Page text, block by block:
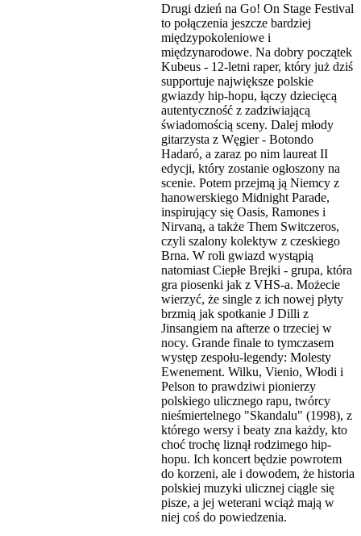
Drugi dzień na Go! On Stage Festival
to połączenia jeszcze bardziej
międzypokoleniowe i
międzynarodowe. Na dobry początek
Kubeus - 12-letni raper, który już dziś
supportuje największe polskie
gwiazdy hip-hopu, łączy dziecięcą
autentyczność z zadziwiającą
świadomością sceny. Dalej młody
gitarzysta z Węgier - Botondo
Hadaró, a zaraz po nim laureat II
edycji, który zostanie ogłoszony na
scenie. Potem przejmą ją Niemcy z
hanowerskiego Midnight Parade,
inspirujący się Oasis, Ramones i
Nirvaną, a także Them Switczeros,
czyli szalony kolektyw z czeskiego
Brna. W roli gwiazd wystąpią
natomiast Ciepłe Brejki - grupa, która
gra piosenki jak z VHS-a. Możecie
wierzyć, że single z ich nowej płyty
brzmią jak spotkanie J Dilli z
Jinsangiem na afterze o trzeciej w
nocy. Grande finale to tymczasem
występ zespołu-legendy: Molesty
Ewenement. Wilku, Vienio, Włodi i
Pelson to prawdziwi pionierzy
polskiego ulicznego rapu, twórcy
nieśmiertelnego "Skandalu" (1998), z
którego wersy i beaty zna każdy, kto
choć trochę liznął rodzimego hip-
hopu. Ich koncert będzie powrotem
do korzeni, ale i dowodem, że historia
polskiej muzyki ulicznej ciągle się
pisze, a jej weterani wciąż mają w
niej coś do powiedzenia.